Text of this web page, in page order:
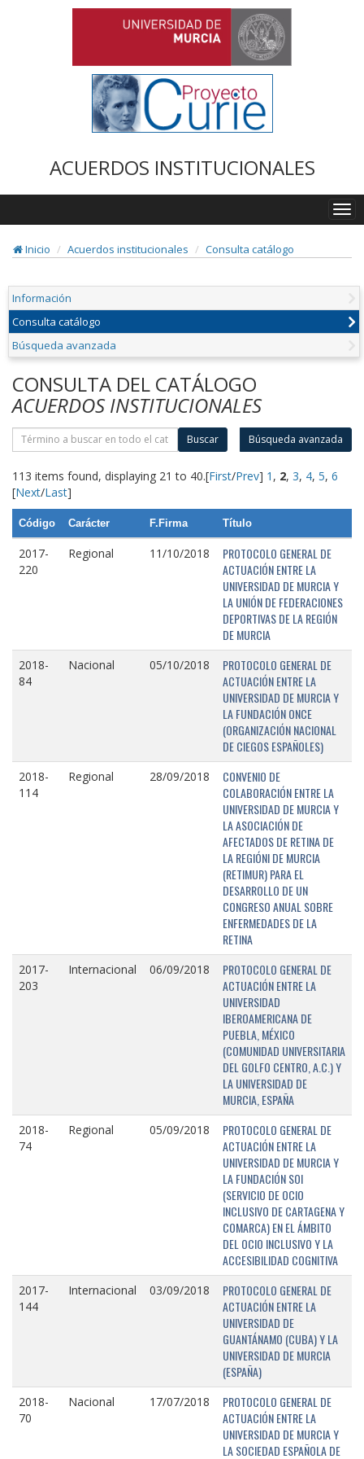
ACUERDOS INSTITUCIONALES
Inicio
Acuerdos institucionales Consulta catálogo
Información
Consulta catálogo
Búsqueda avanzada
CONSULTA DEL CATÁLOGO
ACUERDOS INSTITUCIONALES
Buscar Búsqueda avanzada
113 items found, displaying 21 to 40.[First/Prev] 1 , 2, 3, 4, 5, 6
[Next/Last]
Código Carácter F.Firma Título
2017-
220
Regional 11/10/2018
PROTOCOLO GENERAL DE
ACTUACIÓN ENTRE LA
UNIVERSIDAD DE MURCIA Y
LA UNIÓN DE FEDERACIONES
DEPORTIVAS DE LA REGIÓN
DE MURCIA
2018-
84
Nacional 05/10/2018
PROTOCOLO GENERAL DE
ACTUACIÓN ENTRE LA
UNIVERSIDAD DE MURCIA Y
LA FUNDACIÓN ONCE
(ORGANIZACIÓN NACIONAL
DE CIEGOS ESPAÑOLES)
2018-
114
Regional 28/09/2018
CONVENIO DE
COLABORACIÓN ENTRE LA
UNIVERSIDAD DE MURCIA Y
LA ASOCIACIÓN DE
AFECTADOS DE RETINA DE
LA REGIÓNI DE MURCIA
(RETIMUR) PARA EL
DESARROLLO DE UN
CONGRESO ANUAL SOBRE
ENFERMEDADES DE LA
RETINA
2017-
203
Internacional 06/09/2018
PROTOCOLO GENERAL DE
ACTUACIÓN ENTRE LA
UNIVERSIDAD
IBEROAMERICANA DE
PUEBLA, MÉXICO
(COMUNIDAD UNIVERSITARIA
DEL GOLFO CENTRO, A.C.) Y
LA UNIVERSIDAD DE
MURCIA, ESPAÑA
2018-
74
Regional 05/09/2018
PROTOCOLO GENERAL DE
ACTUACIÓN ENTRE LA
UNIVERSIDAD DE MURCIA Y
LA FUNDACIÓN SOI
(SERVICIO DE OCIO
INCLUSIVO DE CARTAGENA Y
COMARCA) EN EL ÁMBITO
DEL OCIO INCLUSIVO Y LA
ACCESIBILIDAD COGNITIVA
2017-
144
Internacional 03/09/2018
PROTOCOLO GENERAL DE
ACTUACIÓN ENTRE LA
UNIVERSIDAD DE
GUANTÁNAMO (CUBA) Y LA
UNIVERSIDAD DE MURCIA
(ESPAÑA)
2018-
70
Nacional 17/07/2018
PROTOCOLO GENERAL DE
ACTUACIÓN ENTRE LA
UNIVERSIDAD DE MURCIA Y
LA SOCIEDAD ESPAÑOLA DE